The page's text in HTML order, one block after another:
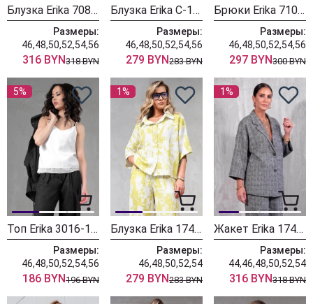
Блузка Erika 7080-1 черный
Размеры:
46,48,50,52,54,56
316 BYN318 BYN
Блузка Erika С-164-2 черный
Размеры:
46,48,50,52,54,56
279 BYN283 BYN
Брюки Erika 7101-2 черный
Размеры:
46,48,50,52,54,56
297 BYN300 BYN
5%
Топ Erika 3016-1 белый
Размеры:
46,48,50,52,54,56
186 BYN196 BYN
1%
Блузка Erika 1740-4 белый
Размеры:
46,48,50,52,54
279 BYN283 BYN
1%
Жакет Erika 1749-12 серый
Размеры:
44,46,48,50,52,54
316 BYN318 BYN